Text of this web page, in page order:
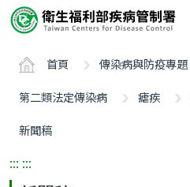
要
ALT+C
首頁 傳染病與防疫專題
第二類法定傳染病
瘧疾
新聞稿
::: :::